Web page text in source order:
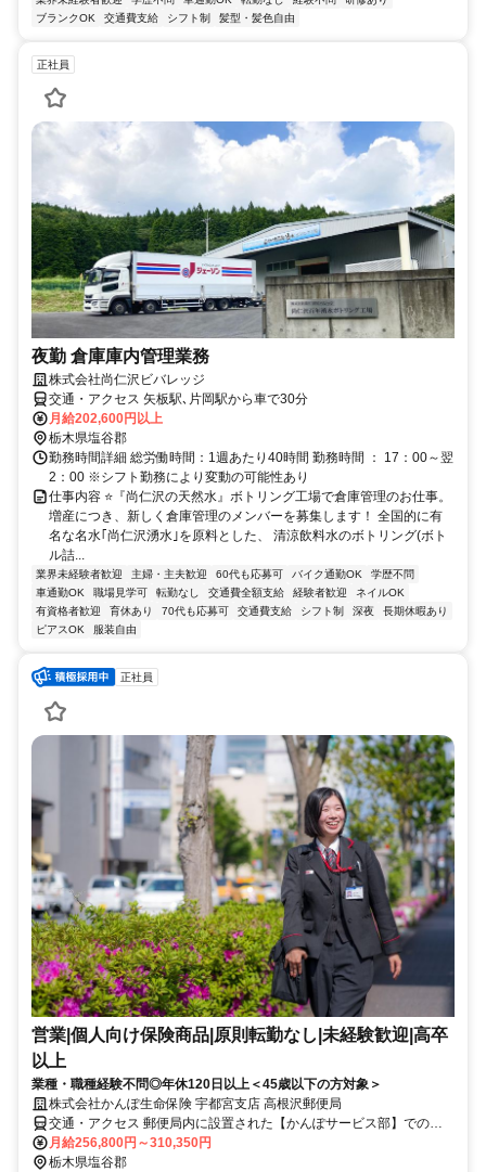
ブランクOK
交通費支給 シフト制 髪型・髪色自由
正社員
夜勤 倉庫庫内管理業務
株式会社尚仁沢ビバレッジ
交通・アクセス 矢板駅､片岡駅から車で30分
月給202,600円以上
栃木県塩谷郡
勤務時間詳細 総労働時間：1週あたり40時間 勤務時間 ： 17：00～翌
2：00 ※シフト勤務により変動の可能性あり
仕事内容 ⭐『尚仁沢の天然水』ボトリング工場で倉庫管理のお仕事。
増産につき、新しく倉庫管理のメンバーを募集します！ 全国的に有
名な名水｢尚仁沢湧水｣を原料とした、 清涼飲料水のボトリング(ボト
ル詰...
業界未経験者歓迎 主婦・主夫歓迎 60代も応募可 バイク通勤OK
学歴不問
車通勤OK
職場見学可 転勤なし 交通費全額支給 経験者歓迎
ネイルOK
有資格者歓迎
育休あり 70代も応募可 交通費支給 シフト制 深夜
長期休暇あり
ピアスOK
服装自由
正社員
営業|個人向け保険商品|原則転勤なし|未経験歓迎|高卒
以上
業種・職種経験不問◎年休120日以上＜45歳以下の方対象＞
株式会社かんぽ生命保険 宇都宮支店 高根沢郵便局
交通・アクセス 郵便局内に設置された【かんぽサービス部】での勤
務となります
月給256,800円～310,350円
栃木県塩谷郡